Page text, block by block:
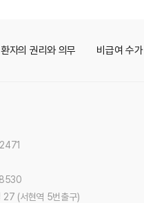
환자의 권리와 의무 비급여 수가
27 (서현역 5번출구)